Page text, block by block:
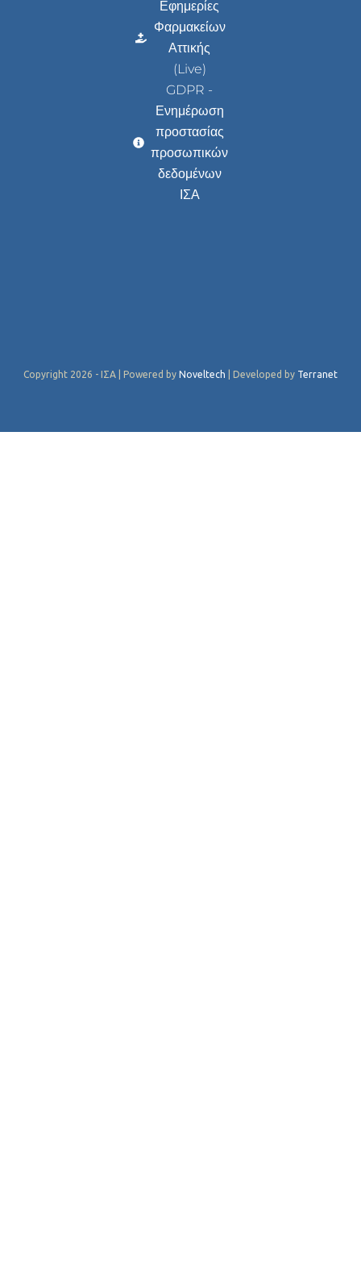
Εφημερίες
Φαρμακείων
Αττικής
(Live)
GDPR -
Ενημέρωση
προστασίας
προσωπικών
δεδομένων
ΙΣΑ
Copyright 2026 - ΙΣΑ | Powered by Noveltech | Developed by Terranet